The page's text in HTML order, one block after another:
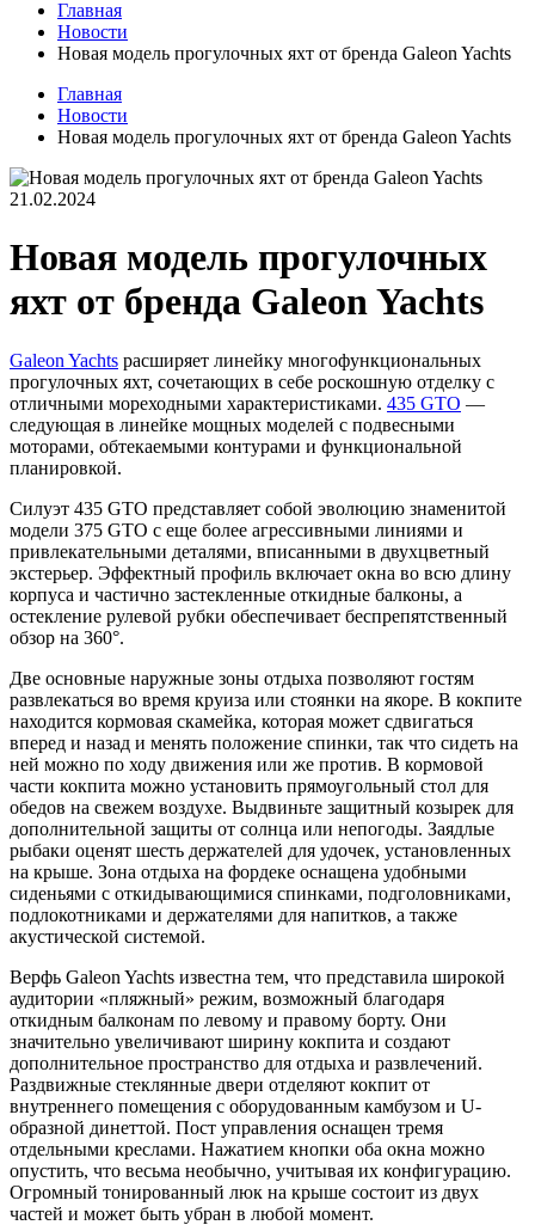
Главная
Новости
Новая модель прогулочных яхт от бренда Galeon Yachts
Главная
Новости
Новая модель прогулочных яхт от бренда Galeon Yachts
21.02.2024
Новая модель прогулочных
яхт от бренда Galeon Yachts
Galeon Yachts расширяет линейку многофункциональных
прогулочных яхт, сочетающих в себе роскошную отделку с
отличными мореходными характеристиками. 435 GTO —
следующая в линейке мощных моделей с подвесными
моторами, обтекаемыми контурами и функциональной
планировкой.
Силуэт 435 GTO представляет собой эволюцию знаменитой
модели 375 GTO с еще более агрессивными линиями и
привлекательными деталями, вписанными в двухцветный
экстерьер. Эффектный профиль включает окна во всю длину
корпуса и частично застекленные откидные балконы, а
остекление рулевой рубки обеспечивает беспрепятственный
обзор на 360°.
Две основные наружные зоны отдыха позволяют гостям
развлекаться во время круиза или стоянки на якоре. В кокпите
находится кормовая скамейка, которая может сдвигаться
вперед и назад и менять положение спинки, так что сидеть на
ней можно по ходу движения или же против. В кормовой
части кокпита можно установить прямоугольный стол для
обедов на свежем воздухе. Выдвиньте защитный козырек для
дополнительной защиты от солнца или непогоды. Заядлые
рыбаки оценят шесть держателей для удочек, установленных
на крыше. Зона отдыха на фордеке оснащена удобными
сиденьями с откидывающимися спинками, подголовниками,
подлокотниками и держателями для напитков, а также
акустической системой.
Верфь Galeon Yachts известна тем, что представила широкой
аудитории «пляжный» режим, возможный благодаря
откидным балконам по левому и правому борту. Они
значительно увеличивают ширину кокпита и создают
дополнительное пространство для отдыха и развлечений.
Раздвижные стеклянные двери отделяют кокпит от
внутреннего помещения с оборудованным камбузом и U-
образной динеттой. Пост управления оснащен тремя
отдельными креслами. Нажатием кнопки оба окна можно
опустить, что весьма необычно, учитывая их конфигурацию.
Огромный тонированный люк на крыше состоит из двух
частей и может быть убран в любой момент.